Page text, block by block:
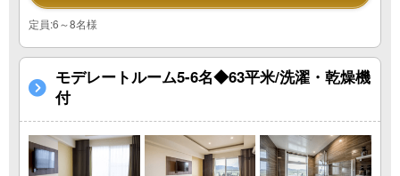
定員:6～8名様
モデレートルーム5-6名◆63平米/洗濯・乾燥機
付